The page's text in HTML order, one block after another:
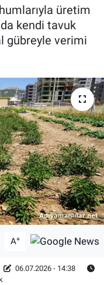
üretim
kendi tavuk
gübreyle verimi
A+
06.07.2026 - 14:38